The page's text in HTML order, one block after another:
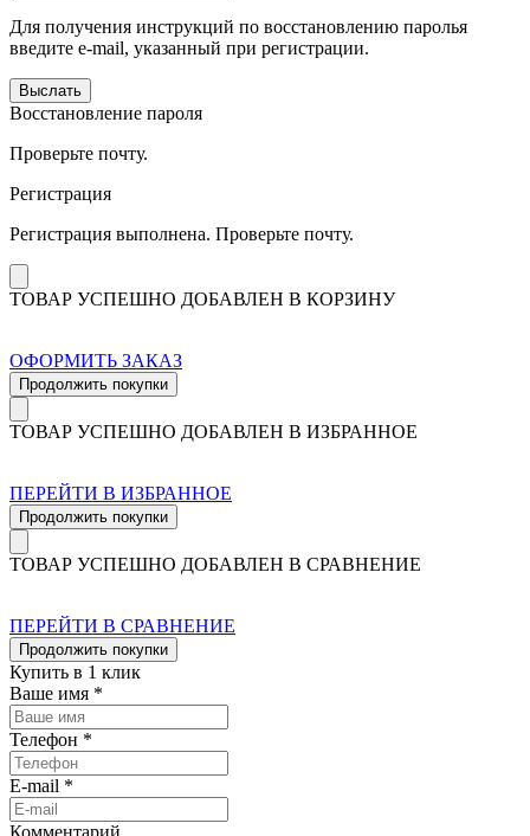
Для получения инструкций по восстановлению паролья
введите e-mail, указанный при регистрации.
Выслать
Восстановление пароля
Проверьте почту.
Регистрация
Регистрация выполнена. Проверьте почту.
ТОВАР УСПЕШНО ДОБАВЛЕН В КОРЗИНУ
ОФОРМИТЬ ЗАКАЗ
Продолжить покупки
ТОВАР УСПЕШНО ДОБАВЛЕН В ИЗБРАННОЕ
ПЕРЕЙТИ В ИЗБРАННОЕ
Продолжить покупки
ТОВАР УСПЕШНО ДОБАВЛЕН В СРАВНЕНИЕ
ПЕРЕЙТИ В СРАВНЕНИЕ
Продолжить покупки
Купить в 1 клик
Ваше имя *
Телефон *
E-mail *
Комментарий